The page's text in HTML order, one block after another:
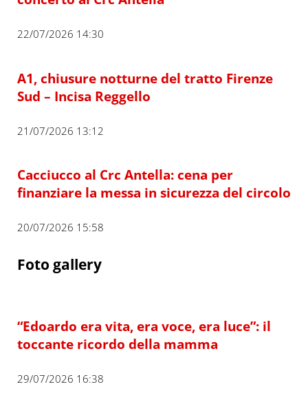
22/07/2026 14:30
A1, chiusure notturne del tratto Firenze
Sud – Incisa Reggello
21/07/2026 13:12
Cacciucco al Crc Antella: cena per
finanziare la messa in sicurezza del circolo
20/07/2026 15:58
Foto gallery
“Edoardo era vita, era voce, era luce”: il
toccante ricordo della mamma
29/07/2026 16:38